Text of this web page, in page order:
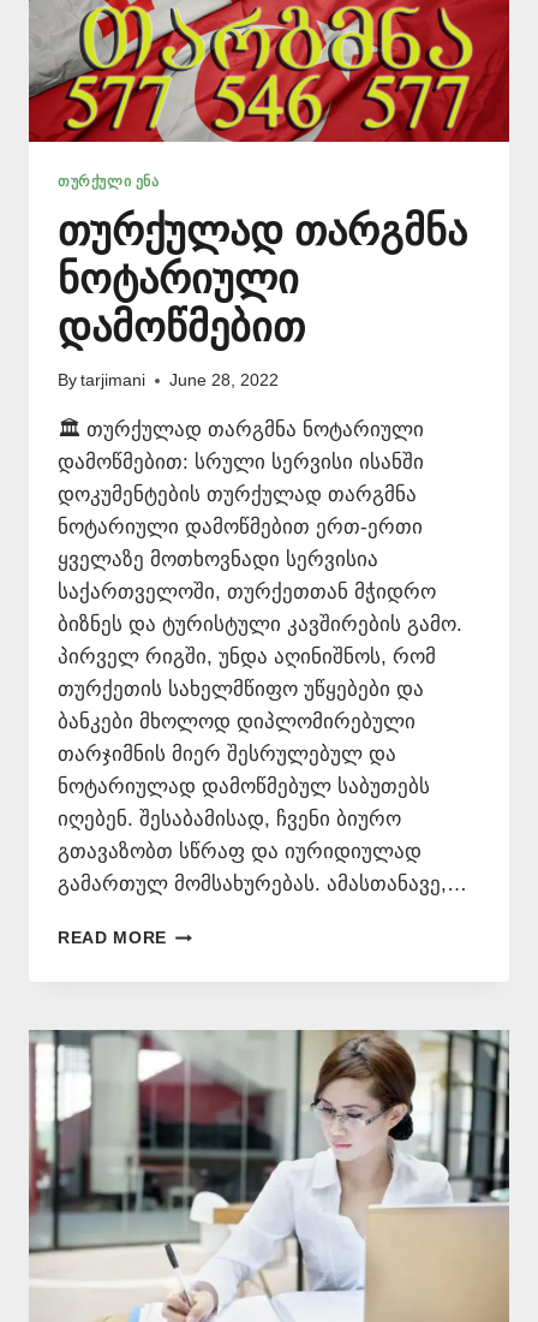
ᲗᲣᲠᲥᲣᲚᲘ ᲔᲜᲐ
თურქულად თარგმნა
ნოტარიული
დამოწმებით
By tarjimani June 28, 2022
🏛️ თურქულად თარგმნა ნოტარიული
დამოწმებით: სრული სერვისი ისანში
დოკუმენტების თურქულად თარგმნა
ნოტარიული დამოწმებით ერთ-ერთი
ყველაზე მოთხოვნადი სერვისია
საქართველოში, თურქეთთან მჭიდრო
ბიზნეს და ტურისტული კავშირების გამო.
პირველ რიგში, უნდა აღინიშნოს, რომ
თურქეთის სახელმწიფო უწყებები და
ბანკები მხოლოდ დიპლომირებული
თარჯიმნის მიერ შესრულებულ და
ნოტარიულად დამოწმებულ საბუთებს
იღებენ. შესაბამისად, ჩვენი ბიურო
გთავაზობთ სწრაფ და იურიდიულად
გამართულ მომსახურებას. ამასთანავე,…
READ MORE ᲗᲣᲠᲥᲣᲚᲐᲓ
ᲜᲝᲢᲐᲠᲘᲣᲚᲘ